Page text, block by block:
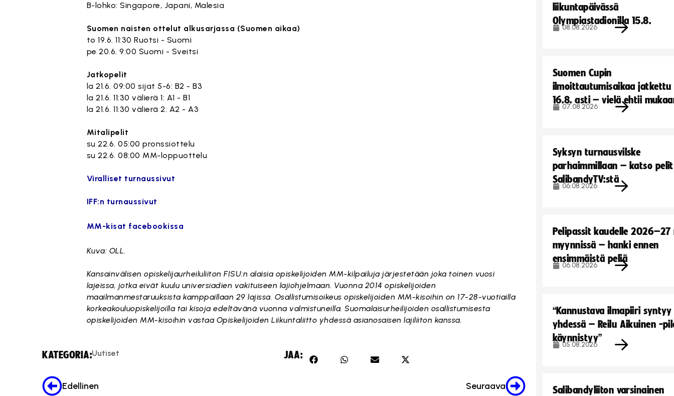
B-lohko: Singapore, Japani, Malesia
Suomen naisten ottelut alkusarjassa (Suomen aikaa)
to 19.6. 11:30 Ruotsi - Suomi
pe 20.6. 9:00 Suomi - Sveitsi
Jatkopelit
la 21.6. 09:00 sijat 5-6: B2 - B3
la 21.6. 11:30 välierä 1: A1 - B1
la 21.6. 11:30 välierä 2: A2 - A3
Mitalipelit
su 22.6. 05:00 pronssiottelu
su 22.6. 08:00 MM-loppuottelu
Viralliset turnaussivut
IFF:n turnaussivut
MM-kisat facebookissa
Kuva: OLL.
Kansainvälisen opiskelijaurheiluliiton FISU:n alaisia opiskelijoiden MM-kilpailuja järjestetään joka toinen vuosi
lajeissa, jotka eivät kuulu universiadien vakituiseen lajiohjelmaan. Vuonna 2014 opiskelijoiden
maailmanmestaruuksista kamppaillaan 29 lajissa. Osallistumisoikeus opiskelijoiden MM-kisoihin on 17-28-vuotiailla
korkeakouluopiskelijoilla tai kisoja edeltävänä vuonna valmistuneilla. Suomalaisurheilijoiden osallistumisesta
opiskelijoiden MM-kisoihin vastaa Opiskelijoiden Liikuntaliitto yhdessä asianosaisen lajiliiton kanssa.
KATEGORIA:Uutiset JAA:
Edellinen Seuraava
liikuntapäivässä
Olympiastadionilla 15.8.
08.08.2026
Suomen Cupin
ilmoittautumisaikaa jatkettu
16.8. asti – vielä ehtii
07.08.2026
Syksyn turnausvilske
parhaimmillaan – katso pelit
SalibandyTV:stä
06.08.2026
Pelipassit kaudelle
myynnissä – hanki ennen
ensimmäistä peliä
06.08.2026
“Kannustava ilmapiiri syntyy
yhdessä – Reilu Aikuinen -
käynnistyy”
05.08.2026
Salibandyliiton varsinainen